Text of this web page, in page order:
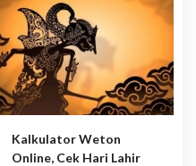
Kalkulator Weton
Online, Cek Hari Lahir